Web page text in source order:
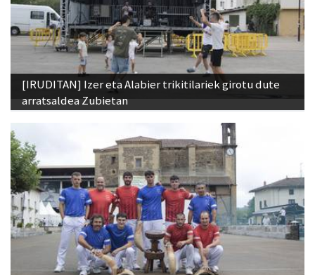
[IRUDITAN] Izer eta Alabier trikitilariek girotu dute
arratsaldea Zubietan